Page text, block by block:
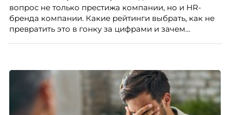
вопрос не только престижа компании, но и HR-
бренда компании. Какие рейтинги выбрать, как не
превратить это в гонку за цифрами и зачем